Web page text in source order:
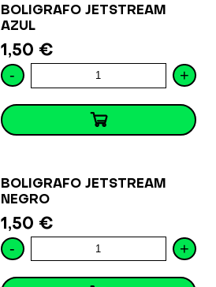
BOLIGRAFO JETSTREAM
AZUL
1,50 €
- +
BOLIGRAFO JETSTREAM
NEGRO
1,50 €
- +